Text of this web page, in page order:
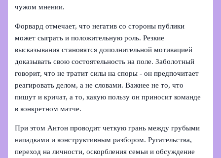
чужом мнении.
Форвард отмечает, что негатив со стороны публики
может сыграть и положительную роль. Резкие
высказывания становятся дополнительной мотивацией
доказывать свою состоятельность на поле. Заболотный
говорит, что не тратит силы на споры - он предпочитает
реагировать делом, а не словами. Важнее не то, что
пишут и кричат, а то, какую пользу он приносит команде
в конкретном матче.
При этом Антон проводит четкую грань между грубыми
нападками и конструктивным разбором. Ругательства,
переход на личности, оскорбления семьи и обсуждение